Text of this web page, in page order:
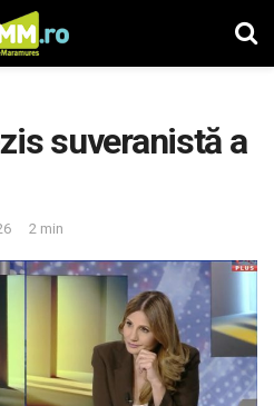
suveranistă a
2 min